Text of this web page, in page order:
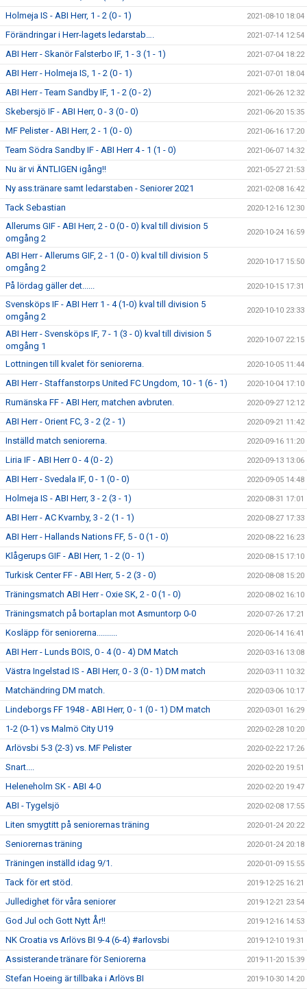
Holmeja IS - ABI Herr, 1 - 2 (0 - 1) 2021-08-10 18:04
Förändringar i Herr-lagets ledarstab…. 2021-07-14 12:54
ABI Herr - Skanör Falsterbo IF, 1 - 3 (1 - 1) 2021-07-04 18:22
ABI Herr - Holmeja IS, 1 - 2 (0 - 1) 2021-07-01 18:04
ABI Herr - Team Sandby IF, 1 - 2 (0 - 2) 2021-06-26 12:32
Skebersjö IF - ABI Herr, 0 - 3 (0 - 0) 2021-06-20 15:35
MF Pelister - ABI Herr, 2 - 1 (0 - 0) 2021-06-16 17:20
Team Södra Sandby IF - ABI Herr 4 - 1 (1 - 0) 2021-06-07 14:32
Nu är vi ÄNTLIGEN igång!! 2021-05-27 21:53
Ny ass.tränare samt ledarstaben - Seniorer 2021 2021-02-08 16:42
Tack Sebastian 2020-12-16 12:30
Allerums GIF - ABI Herr, 2 - 0 (0 - 0) kval till division 5
omgång 2
2020-10-24 16:59
ABI Herr - Allerums GIF, 2 - 1 (0 - 0) kval till division 5
omgång 2
2020-10-17 15:50
På lördag gäller det...... 2020-10-15 17:31
Svensköps IF - ABI Herr 1 - 4 (1-0) kval till division 5
omgång 2
2020-10-10 23:33
ABI Herr - Svensköps IF, 7 - 1 (3 - 0) kval till division 5
omgång 1
2020-10-07 22:15
Lottningen till kvalet för seniorerna. 2020-10-05 11:44
ABI Herr - Staffanstorps United FC Ungdom, 10 - 1 (6 - 1) 2020-10-04 17:10
Rumänska FF - ABI Herr, matchen avbruten. 2020-09-27 12:12
ABI Herr - Orient FC, 3 - 2 (2 - 1) 2020-09-21 11:42
Inställd match seniorerna. 2020-09-16 11:20
Liria IF - ABI Herr 0 - 4 (0 - 2) 2020-09-13 13:06
ABI Herr - Svedala IF, 0 - 1 (0 - 0) 2020-09-05 14:48
Holmeja IS - ABI Herr, 3 - 2 (3 - 1) 2020-08-31 17:01
ABI Herr - AC Kvarnby, 3 - 2 (1 - 1) 2020-08-27 17:33
ABI Herr - Hallands Nations FF, 5 - 0 (1 - 0) 2020-08-22 16:23
Klågerups GIF - ABI Herr, 1 - 2 (0 - 1) 2020-08-15 17:10
Turkisk Center FF - ABI Herr, 5 - 2 (3 - 0) 2020-08-08 15:20
Träningsmatch ABI Herr - Oxie SK, 2 - 0 (1 - 0) 2020-08-02 16:10
Träningsmatch på bortaplan mot Asmuntorp 0-0 2020-07-26 17:21
Kosläpp för seniorerna.......... 2020-06-14 16:41
ABI Herr - Lunds BOIS, 0 - 4 (0 - 4) DM Match 2020-03-16 13:08
Västra Ingelstad IS - ABI Herr, 0 - 3 (0 - 1) DM match 2020-03-11 10:32
Matchändring DM match. 2020-03-06 10:17
Lindeborgs FF 1948 - ABI Herr, 0 - 1 (0 - 1) DM match 2020-03-01 16:29
1-2 (0-1) vs Malmö City U19 2020-02-28 10:20
Arlövsbi 5-3 (2-3) vs. MF Pelister 2020-02-22 17:26
Snart.... 2020-02-20 19:51
Heleneholm SK - ABI 4-0 2020-02-20 19:47
ABI - Tygelsjö 2020-02-08 17:55
Liten smygtitt på seniorernas träning 2020-01-24 20:22
Seniorernas träning 2020-01-24 20:18
Träningen inställd idag 9/1. 2020-01-09 15:55
Tack för ert stöd. 2019-12-25 16:21
Julledighet för våra seniorer 2019-12-21 23:54
God Jul och Gott Nytt År!! 2019-12-16 14:53
NK Croatia vs Arlövs BI 9-4 (6-4) #arlovsbi 2019-12-10 19:31
Assisterande tränare för Seniorerna 2019-11-20 15:39
Stefan Hoeing är tillbaka i Arlövs BI 2019-10-30 14:20